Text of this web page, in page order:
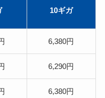
10ギガ
6,380円
6,290円
6,380円